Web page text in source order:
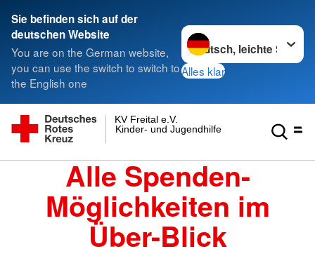
Sie befinden sich auf der
deutschen Website
You are on the German website,
you can use the switch to switch to
the English one
Sprache wechseln zu
Alles klar
Kinder- und Jugendhilfe gGmbH
KV Freital e.V.
Alle Spenden-
Möglichkeiten im
Über-Blick